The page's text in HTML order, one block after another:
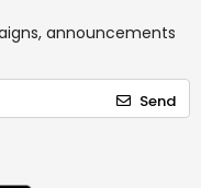
announcements
Send